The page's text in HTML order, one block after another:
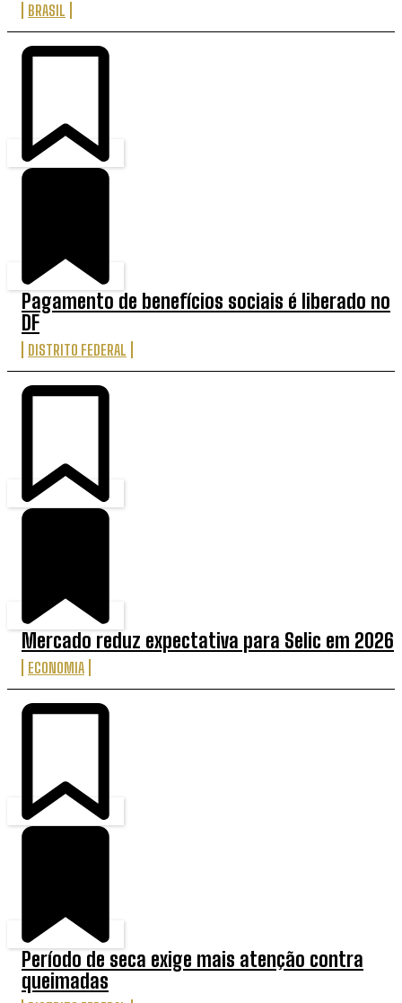
BRASIL
Pagamento de benefícios sociais é liberado no
DF
DISTRITO FEDERAL
Mercado reduz expectativa para Selic em 2026
ECONOMIA
Período de seca exige mais atenção contra
queimadas